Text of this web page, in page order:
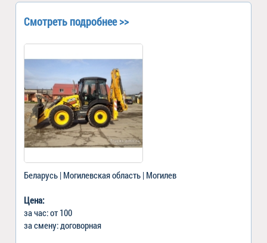
Смотреть подробнее >>
Беларусь | Могилевская область | Могилев
Цена:
за час: от 100
за смену: договорная